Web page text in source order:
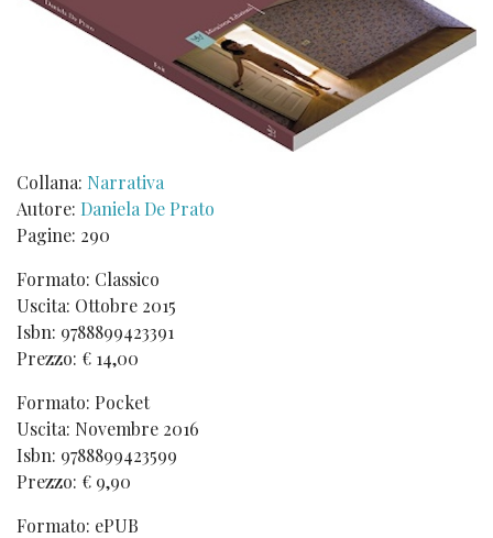
Collana: Narrativa
Autore: Daniela De Prato
Pagine: 290
Formato: Classico
Uscita: Ottobre 2015
Isbn: 9788899423391
Prezzo: € 14,00
Formato: Pocket
Uscita: Novembre 2016
Isbn: 9788899423599
Prezzo: € 9,90
Formato: ePUB